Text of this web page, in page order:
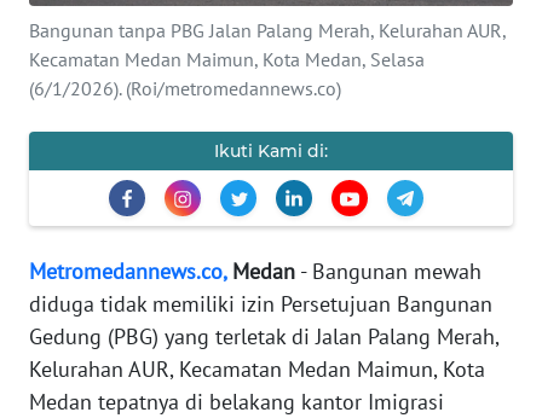
Bangunan tanpa PBG Jalan Palang Merah, Kelurahan AUR,
Kecamatan Medan Maimun, Kota Medan, Selasa
(6/1/2026). (Roi/metromedannews.co)
Ikuti Kami di:
Metromedannews.co, Medan - Bangunan mewah
diduga tidak memiliki izin Persetujuan Bangunan
Gedung (PBG) yang terletak di Jalan Palang Merah,
Kelurahan AUR, Kecamatan Medan Maimun, Kota
Medan tepatnya di belakang kantor Imigrasi
TENTANG
KAMI
PEDOMAN
KARIR
DISCLAIMER